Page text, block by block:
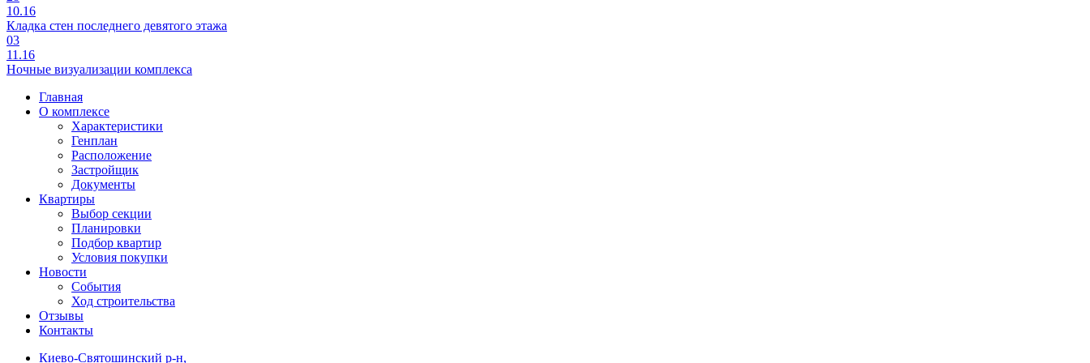
10.16
Кладка стен последнего девятого этажа
03
11.16
Ночные визуализации комплекса
Главная
О комплексе
Характеристики
Генплан
Расположение
Застройщик
Документы
Квартиры
Выбор секции
Планировки
Подбор квартир
Условия покупки
Новости
События
Ход строительства
Отзывы
Контакты
Киево-Святошинский р-н,